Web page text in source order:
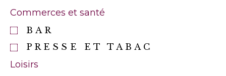
Commerces et santé
BAR
PRESSE ET TABAC
Loisirs